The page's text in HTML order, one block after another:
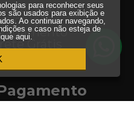
Grátis
para reconhecer seus
são usados para exibição e
Ao continuar navegando,
e caso não esteja de
aqui.